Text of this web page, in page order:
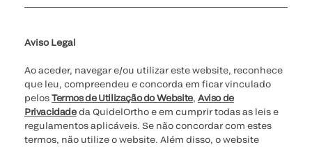
Aviso Legal
Ao aceder, navegar e/ou utilizar este website, reconhece
que leu, compreendeu e concorda em ficar vinculado
pelosTermos de Utilização do Website, Aviso de
Privacidadeda QuidelOrtho e em cumprir todas as leis e
regulamentos aplicáveis. Se não concordar com estes
termos, não utilize o website. Além disso, o website